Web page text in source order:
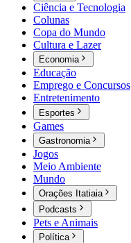
Ciência e Tecnologia
Colunas
Copa do Mundo
Cultura e Lazer
Economia
Educação
Emprego e Concursos
Entretenimento
Esportes
Games
Gastronomia
Jogos
Meio Ambiente
Mundo
Orações Itatiaia
Podcasts
Pets e Animais
Política